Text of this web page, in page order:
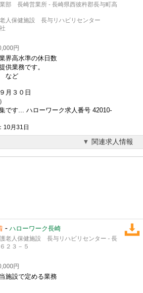
部 長崎営業所 - 長崎県西彼杵郡長与町高
人保健施設 長与リハビリセンター
円
界高水準の休日数
供業務です。
など
月３０日
です... ハローワーク求人番号 42010-
10月31日
関連求人情報
- ハローワーク長崎
人保健施設 長与リハビリセンター - 長
２３－５
円
施設で定める業務